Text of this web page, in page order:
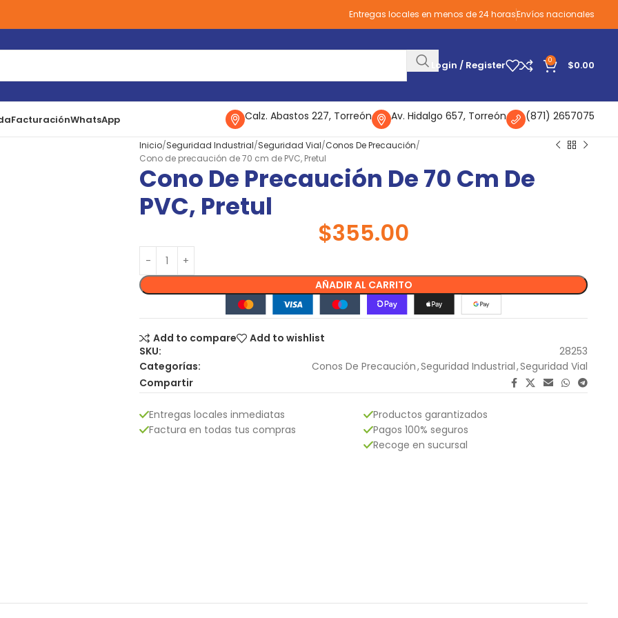
Entregas locales en menos de 24 horasEnvíos nacionales
Login / Register 0 $0.00
FacturaciónWhatsApp Calz. Abastos 227, Torreón Av. Hidalgo 657, Torreón (871) 2657075
Inicio Seguridad Industrial Seguridad Vial Conos De Precaución
Cono de precaución de 70 cm de PVC, Pretul
Cono De Precaución De 70 Cm De
PVC, Pretul
$355.00
AÑADIR AL CARRITO
Add to compare
Add to wishlist
SKU:
28253
Categorías:
Conos De Precaución,Seguridad Industrial,Seguridad Vial
Compartir
Entregas locales inmediatas
Factura en todas tus compras
Productos garantizados
Pagos 100% seguros
Recoge en sucursal